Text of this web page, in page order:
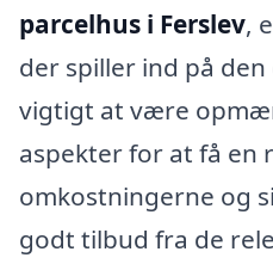
parcelhus i Ferslev,
der spiller ind på
vigtigt at være
aspekter for at få en
omkostningerne og
godt tilbud fra de